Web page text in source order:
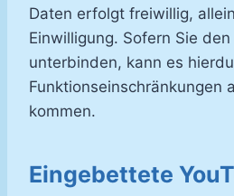
Daten erfolgt freiwillig,
Einwilligung. Sofern Sie
unterbinden, kann es
Funktionseinschränkungen
kommen.
Eingebettete